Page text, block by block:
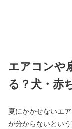
エアコンや
る？犬・赤
夏にかかせないエ
が分からないとい